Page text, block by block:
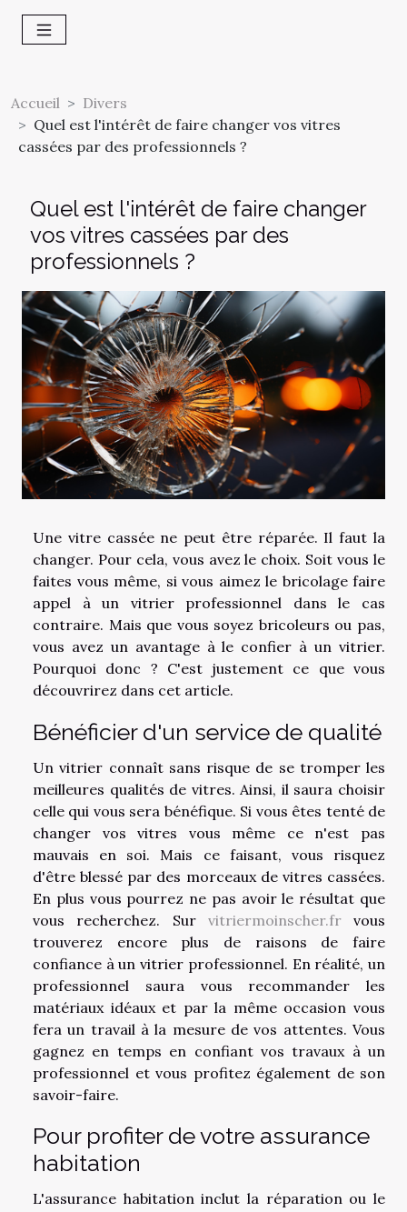
Accueil
Divers
Quel est l'intérêt de faire changer vos vitres
cassées par des professionnels ?
Quel est l'intérêt de faire changer
vos vitres cassées par des
professionnels ?
Une vitre cassée ne peut être réparée. Il faut la
changer. Pour cela, vous avez le choix. Soit vous le
faites vous même, si vous aimez le bricolage faire
appel à un vitrier professionnel dans le cas
contraire. Mais que vous soyez bricoleurs ou pas,
vous avez un avantage à le confier à un vitrier.
Pourquoi donc ? C'est justement ce que vous
découvrirez dans cet article.
Bénéficier d'un service de qualité
Un vitrier connaît sans risque de se tromper les
meilleures qualités de vitres. Ainsi, il saura choisir
celle qui vous sera bénéfique. Si vous êtes tenté de
changer vos vitres vous même ce n'est pas
mauvais en soi. Mais ce faisant, vous risquez
d'être blessé par des morceaux de vitres cassées.
En plus vous pourrez ne pas avoir le résultat que
vous recherchez. Sur vitriermoinscher.frvous
trouverez encore plus de raisons de faire
confiance à un vitrier professionnel. En réalité, un
professionnel saura vous recommander les
matériaux idéaux et par la même occasion vous
fera un travail à la mesure de vos attentes. Vous
gagnez en temps en confiant vos travaux à un
professionnel et vous profitez également de son
savoir-faire.
Pour profiter de votre assurance
habitation
L'assurance habitation inclut la réparation ou le